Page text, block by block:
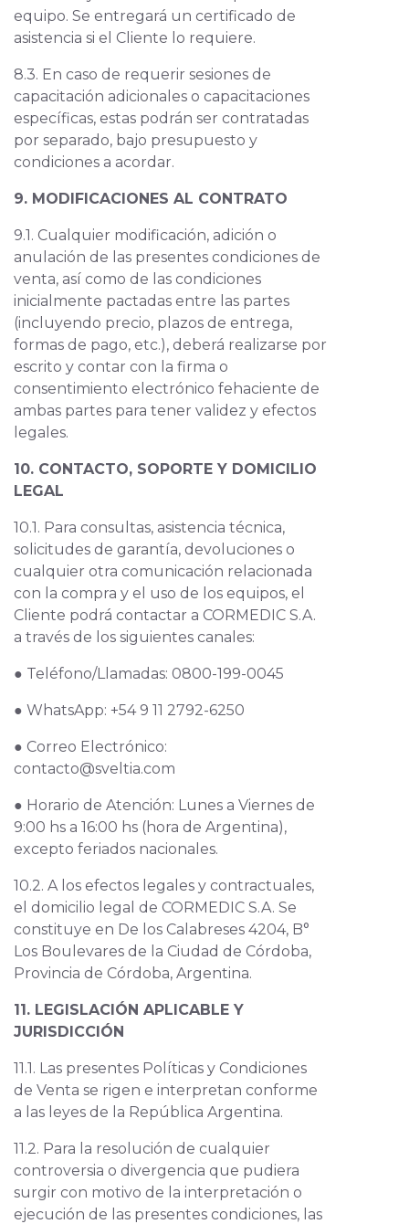
equipo. Se entregará un certificado de
asistencia si el Cliente lo requiere.
8.3. En caso de requerir sesiones de
capacitación adicionales o capacitaciones
específicas, estas podrán ser contratadas
por separado, bajo presupuesto y
condiciones a acordar.
9. MODIFICACIONES AL CONTRATO
9.1. Cualquier modificación, adición o
anulación de las presentes condiciones de
venta, así como de las condiciones
inicialmente pactadas entre las partes
(incluyendo precio, plazos de entrega,
formas de pago, etc.), deberá realizarse por
escrito y contar con la firma o
consentimiento electrónico fehaciente de
ambas partes para tener validez y efectos
legales.
10. CONTACTO, SOPORTE Y DOMICILIO
LEGAL
10.1. Para consultas, asistencia técnica,
solicitudes de garantía, devoluciones o
cualquier otra comunicación relacionada
con la compra y el uso de los equipos, el
Cliente podrá contactar a CORMEDIC S.A.
a través de los siguientes canales:
● Teléfono/Llamadas: 0800-199-0045
● WhatsApp: +54 9 11 2792-6250
● Correo Electrónico:
contacto@sveltia.com
● Horario de Atención: Lunes a Viernes de
9:00 hs a 16:00 hs (hora de Argentina),
excepto feriados nacionales.
10.2. A los efectos legales y contractuales,
el domicilio legal de CORMEDIC S.A. Se
constituye en De los Calabreses 4204, B°
Los Boulevares de la Ciudad de Córdoba,
Provincia de Córdoba, Argentina.
11. LEGISLACIÓN APLICABLE Y
JURISDICCIÓN
11.1. Las presentes Políticas y Condiciones
de Venta se rigen e interpretan conforme
a las leyes de la República Argentina.
11.2. Para la resolución de cualquier
controversia o divergencia que pudiera
surgir con motivo de la interpretación o
ejecución de las presentes condiciones, las